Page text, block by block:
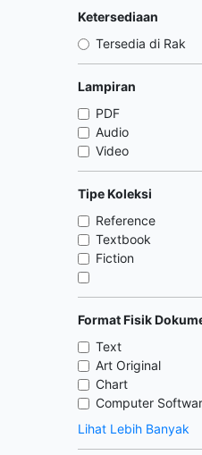
Ketersediaan
Tersedia di Rak
Lampiran
PDF
Audio
Video
Tipe Koleksi
Reference
Textbook
Fiction
Format Fisik
Text
Art Original
Chart
Computer
Lihat Lebih Banyak